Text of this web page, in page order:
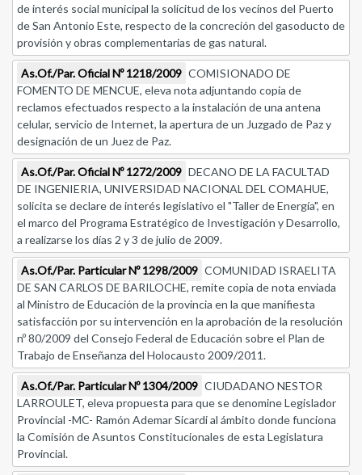
de interés social municipal la solicitud de los vecinos del Puerto
de San Antonio Este, respecto de la concreción del gasoducto de
provisión y obras complementarias de gas natural.
As.Of./Par. Oficial Nº 1218/2009 COMISIONADO DE
FOMENTO DE MENCUE, eleva nota adjuntando copia de
reclamos efectuados respecto a la instalación de una antena
celular, servicio de Internet, la apertura de un Juzgado de Paz y
designación de un Juez de Paz.
As.Of./Par. Oficial Nº 1272/2009 DECANO DE LA FACULTAD
DE INGENIERIA, UNIVERSIDAD NACIONAL DEL COMAHUE,
solicita se declare de interés legislativo el "Taller de Energía", en
el marco del Programa Estratégico de Investigación y Desarrollo,
a realizarse los días 2 y 3 de julio de 2009.
As.Of./Par. Particular Nº 1298/2009 COMUNIDAD ISRAELITA
DE SAN CARLOS DE BARILOCHE, remite copia de nota enviada
al Ministro de Educación de la provincia en la que manifiesta
satisfacción por su intervención en la aprobación de la resolución
nº 80/2009 del Consejo Federal de Educación sobre el Plan de
Trabajo de Enseñanza del Holocausto 2009/2011.
As.Of./Par. Particular Nº 1304/2009 CIUDADANO NESTOR
LARROULET, eleva propuesta para que se denomine Legislador
Provincial -MC- Ramón Ademar Sicardi al ámbito donde funciona
la Comisión de Asuntos Constitucionales de esta Legislatura
Provincial.